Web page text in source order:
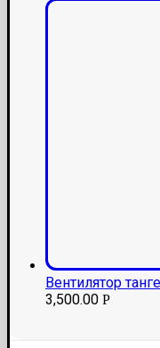
Вентилятор
3,500.00 Р